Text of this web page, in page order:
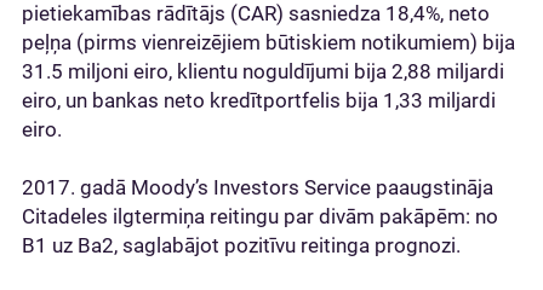
pietiekamības rādītājs (CAR) sasniedza 18,4%, neto
peļņa (pirms vienreizējiem būtiskiem notikumiem) bija
31.5 miljoni eiro, klientu noguldījumi bija 2,88 miljardi
eiro, un bankas neto kredītportfelis bija 1,33 miljardi
eiro.
2017. gadā Moody’s Investors Service paaugstināja
Citadeles ilgtermiņa reitingu par divām pakāpēm: no
B1 uz Ba2, saglabājot pozitīvu reitinga prognozi.